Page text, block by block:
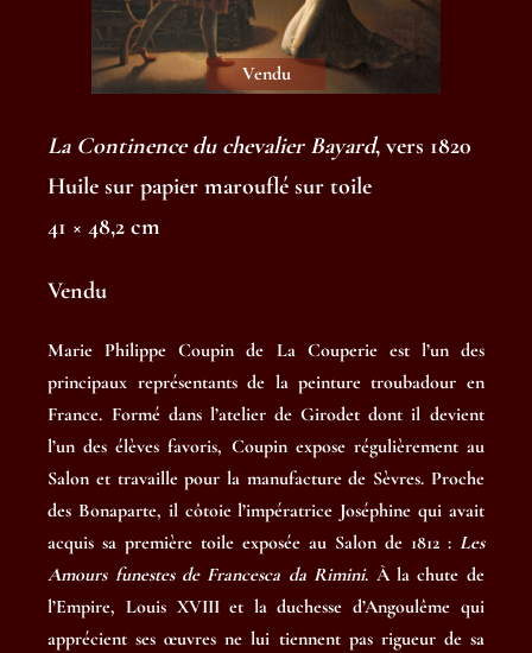
Vendu
La Continence du chevalier Bayard, vers 1820
Huile sur papier marouflé sur toile
41 × 48,2 cm
Vendu
Marie Philippe Coupin de La Couperie est l’un des
principaux représentants de la peinture troubadour en
France. Formé dans l’atelier de Girodet dont il devient
l’un des élèves favoris, Coupin expose régulièrement au
Salon et travaille pour la manufacture de Sèvres. Proche
des Bonaparte, il côtoie l’impératrice Joséphine qui avait
acquis sa première toile exposée au Salon de 1812 : Les
Amours funestes de Francesca da Rimini. À la chute de
l’Empire, Louis XVIII et la duchesse d’Angoulême qui
apprécient ses œuvres ne lui tiennent pas rigueur de sa